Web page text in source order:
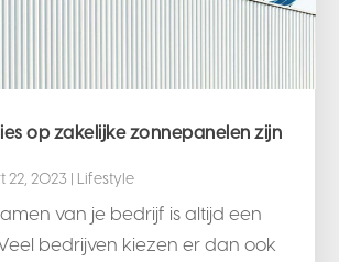
op zakelijke zonnepanelen zijn
22, 2023 | Lifestyle
van je bedrijf is altijd een
bedrijven kiezen er dan ook